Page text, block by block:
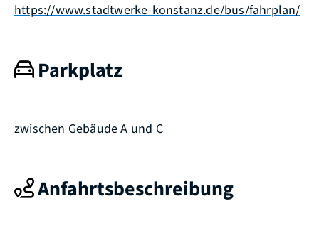
https://www.stadtwerke-konstanz.de/bus/fahrplan/
Parkplatz
zwischen Gebäude A und C
Anfahrtsbeschreibung